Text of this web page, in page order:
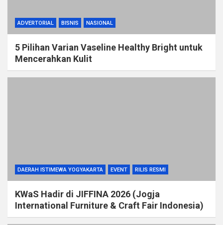
ADVERTORIAL BISNIS NASIONAL
5 Pilihan Varian Vaseline Healthy Bright untuk
Mencerahkan Kulit
DAERAH ISTIMEWA YOGYAKARTA EVENT RILIS RESMI
KWaS Hadir di JIFFINA 2026 (Jogja
International Furniture & Craft Fair Indonesia)